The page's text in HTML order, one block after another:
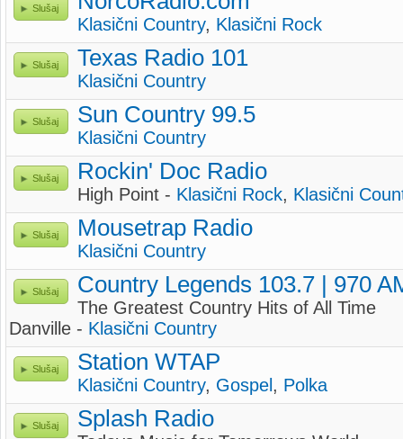
Slušaj
Klasični Country, Klasični Rock
Slušaj Texas Radio 101
Klasični Country
Slušaj Sun Country 99.5
Klasični Country
Slušaj Rockin' Doc Radio
High Point - Klasični Rock, Klasični
Slušaj Mousetrap Radio
Klasični Country
Slušaj Country Legends 103.7 | 970
The Greatest Country Hits of All Time
Danville - Klasični Country
Slušaj Station WTAP
Klasični Country, Gospel , Polka
Slušaj Splash Radio